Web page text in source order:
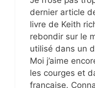
dernier article
livre de Keith
rebondir sur le
utilisé dans un
Moi j’aime
les courges et
française.